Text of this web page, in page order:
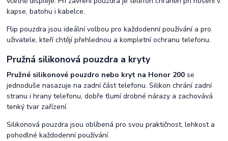
kapse, batohu i kabelce.
Flip pouzdra jsou ideální volbou pro každodenní používání a pro
uživatele, kteří chtějí přehlednou a kompletní ochranu telefonu.
Pružná silikonová pouzdra a kryty
Pružné silikonové pouzdro nebo kryt na Honor 200 se
jednoduše nasazuje na zadní část telefonu. Silikon chrání zadní
stranu i hrany telefonu, dobře tlumí drobné nárazy a zachovává
tenký tvar zařízení.
Silikonová pouzdra jsou oblíbená pro svou praktičnost, lehkost a
pohodlné každodenní používání.